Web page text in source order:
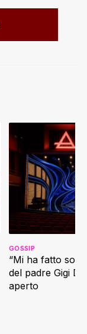
“Mi ha fatto
del padre Gigi
aperto
GOSSIP